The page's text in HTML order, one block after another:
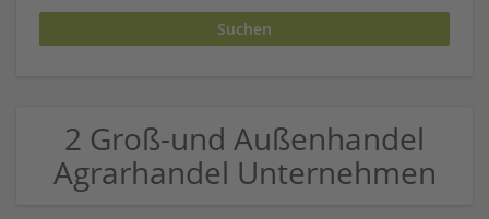
2 Groß-und Außenhandel
Agrarhandel Unternehmen